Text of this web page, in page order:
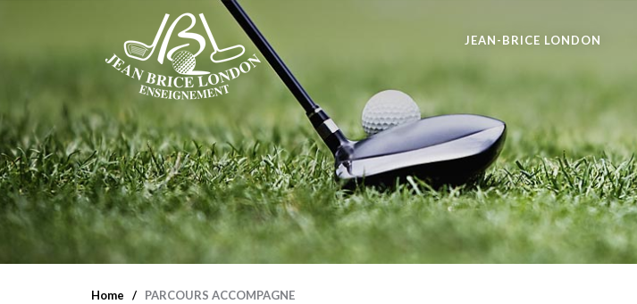
JEAN-BRICE LONDON
Home PARCOURS ACCOMPAGNE